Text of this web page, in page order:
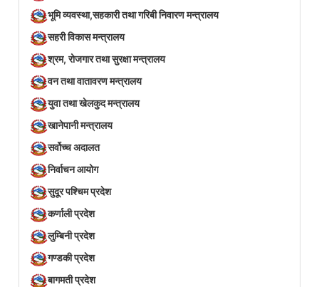
भूमि व्यवस्था,सहकारी तथा गरिबी निवारण मन्त्रालय
सहरी विकास मन्त्रालय
श्रम, रोजगार तथा सुरक्षा मन्त्रालय
वन तथा वातावरण मन्त्रालय
युवा तथा खेलकुद मन्त्रालय
खानेपानी मन्त्रालय
सर्वोच्च अदालत
निर्वाचन आयोग
सुदूर पश्चिम प्रदेश
कर्णाली प्रदेश
लुम्बिनी प्रदेश
गण्डकी प्रदेश
बागमती प्रदेश